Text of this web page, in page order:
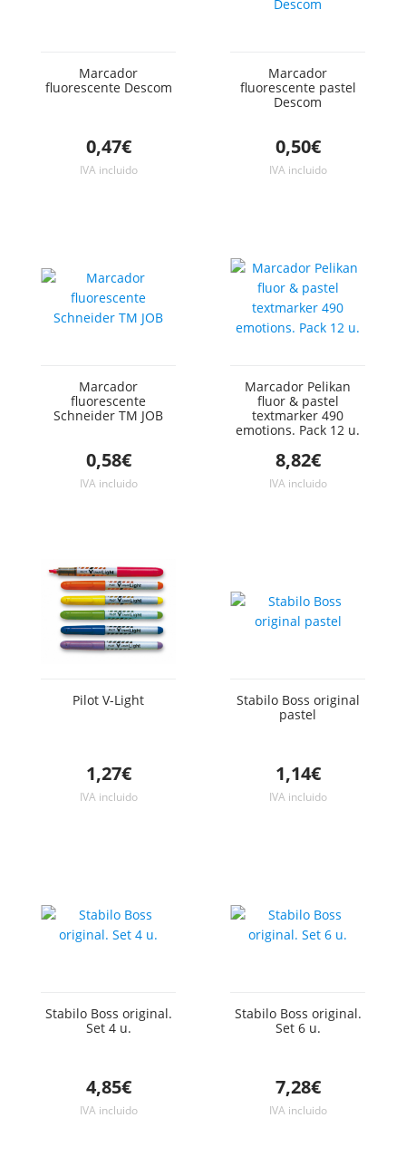
Marcador
fluorescente Descom
0,47€
IVA incluido
Marcador
fluorescente pastel
Descom
0,50€
IVA incluido
Marcador
fluorescente
Schneider TM JOB
0,58€
IVA incluido
Marcador Pelikan
fluor & pastel
textmarker 490
emotions. Pack 12 u.
8,82€
IVA incluido
Pilot V-Light
1,27€
IVA incluido
Stabilo Boss original
pastel
1,14€
IVA incluido
Stabilo Boss original.
Set 4 u.
4,85€
IVA incluido
Stabilo Boss original.
Set 6 u.
7,28€
IVA incluido